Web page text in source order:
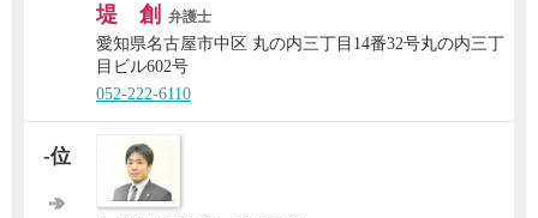
堤 創 弁護士
愛知県名古屋市中区 丸の内三丁目14番32号丸の内三丁
目ビル602号
052-222-6110
-位